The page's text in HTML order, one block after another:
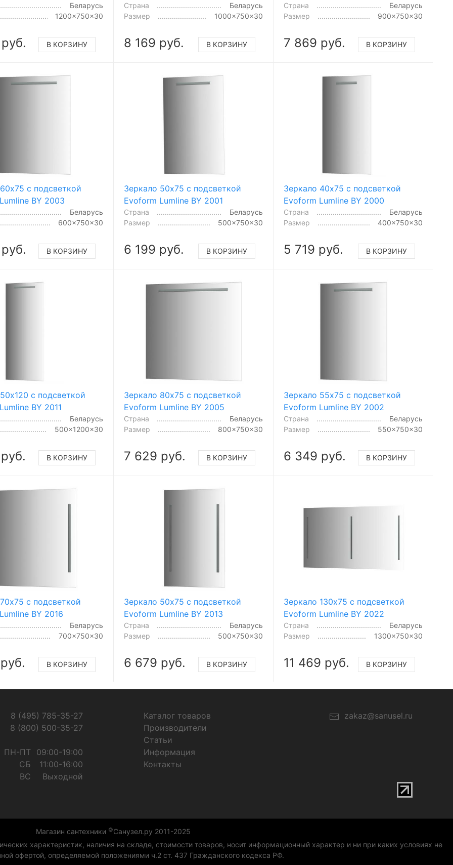
Беларусь
1200x750x30
В КОРЗИНУ
Страна
Беларусь
Размер
1000x750x30
8 169 руб. В КОРЗИНУ
Страна
Беларусь
Размер
900x750x30
7 869 руб. В КОРЗИНУ
с подсветкой
BY 2003
Беларусь
600x750x30
В КОРЗИНУ
Зеркало 50x75 с подсветкой
Evoform Lumline BY 2001
Страна
Беларусь
Размер
500x750x30
6 199 руб. В КОРЗИНУ
Зеркало 40x75 с подсветкой
Evoform Lumline BY 2000
Страна
Беларусь
Размер
400x750x30
5 719 руб. В КОРЗИНУ
с подсветкой
BY 2011
Беларусь
500x1200x30
В КОРЗИНУ
Зеркало 80x75 с подсветкой
Evoform Lumline BY 2005
Страна
Беларусь
Размер
800x750x30
7 629 руб. В КОРЗИНУ
Зеркало 55x75 с подсветкой
Evoform Lumline BY 2002
Страна
Беларусь
Размер
550x750x30
6 349 руб. В КОРЗИНУ
с подсветкой
BY 2016
Беларусь
700x750x30
В КОРЗИНУ
Зеркало 50x75 с подсветкой
Evoform Lumline BY 2013
Страна
Беларусь
Размер
500x750x30
6 679 руб. В КОРЗИНУ
Зеркало 130x75 с подсветкой
Evoform Lumline BY 2022
Страна
Беларусь
Размер
1300x750x30
11 469 руб. В КОРЗИНУ
8 (495) 785-35-27
8 (800) 500-35-27
ПН-ПТ
09:00-19:00
СБ
11:00-16:00
ВС
Выходной
Каталог товаров
Производители
Статьи
Информация
Контакты
zakaz@sanusel.ru
Магазин сантехники ©Санузел.ру 2011-2025
характеристик, наличия на складе, стоимости товаров, носит информационный характер и ни при каких условиях не
офертой, определяемой положениями ч.2 ст. 437 Гражданского кодекса РФ.